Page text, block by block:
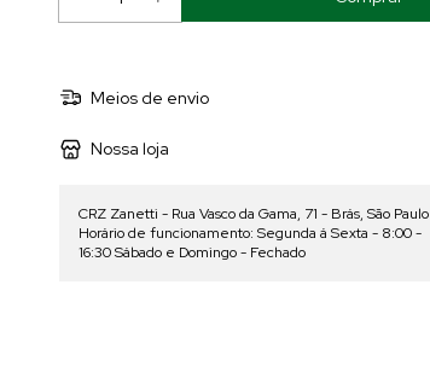
Meios de envio
Nossa loja
CRZ Zanetti - Rua Vasco da Gama, 71 - Brás, São Paulo
Horário de funcionamento: Segunda á Sexta - 8:00 -
16:30 Sábado e Domingo - Fechado